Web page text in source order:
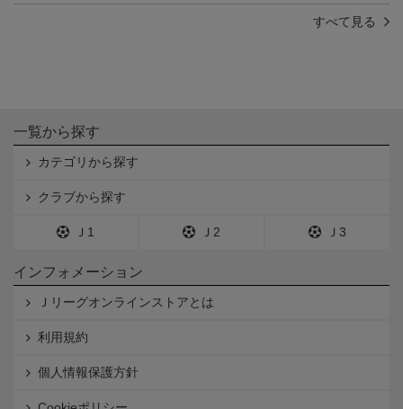
すべて見る
一覧から探す
カテゴリから探す
クラブから探す
Ｊ1 Ｊ2 Ｊ3
インフォメーション
Ｊリーグオンラインストアとは
利用規約
個人情報保護方針